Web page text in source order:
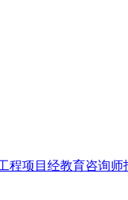
程项目经教育咨询师